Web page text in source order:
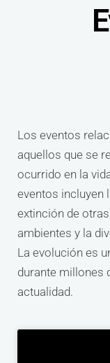
Los eventos
aquellos que se
ocurrido en la
eventos incluyen
extinción de
ambientes y la
La evolución es
durante millones
actualidad.